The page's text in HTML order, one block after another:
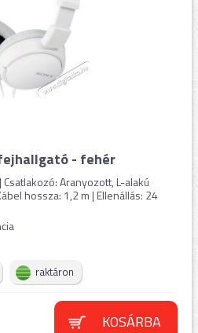
fejhallgató - fehér
Aranyozott, L-alakú
hossza: 1,2 m | Ellenállás: 24
raktáron
KOSÁRBA